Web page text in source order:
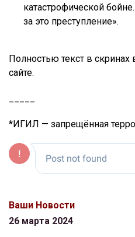
катастрофической
за это преступление».
Полностью текст в скринах
сайте.
*ИГИЛ — запрещённая
Ваши Новости
26 марта 2024